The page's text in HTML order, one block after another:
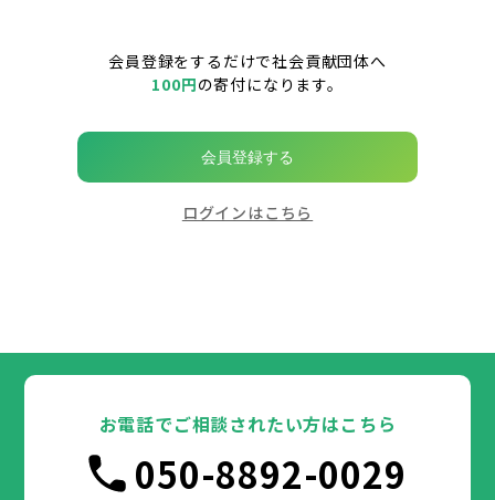
会員登録をするだけで社会貢献団体へ
100円の寄付になります。
会員登録する
ログインはこちら
お電話でご相談されたい方はこちら
050-8892-0029